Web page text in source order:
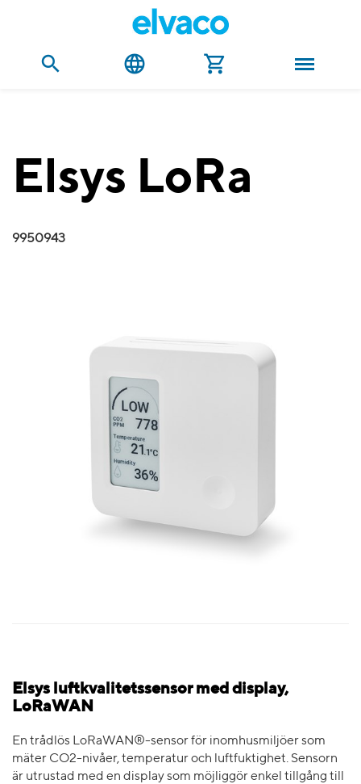
Elsys LoRa
9950943
Elsys luftkvalitetssensor med display,
LoRaWAN
En trådlös LoRaWAN®-sensor för inomhusmiljöer som
mäter CO2-nivåer, temperatur och luftfuktighet. Sensorn
är utrustad med en display som möjliggör enkel tillgång till